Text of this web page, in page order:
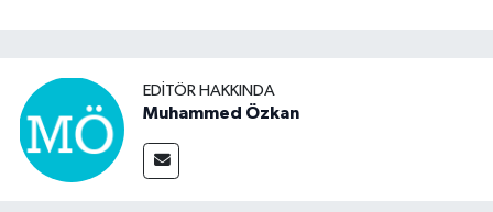
EDITÖR HAKKINDA
Muhammed Özkan